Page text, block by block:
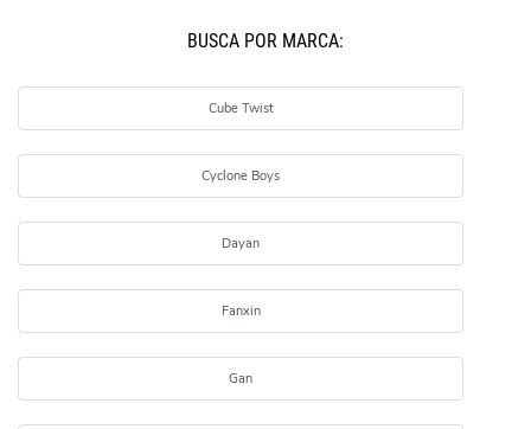
BUSCÁ POR MARCA:
Cube Twist
Cyclone Boys
Dayan
Fanxin
Gan